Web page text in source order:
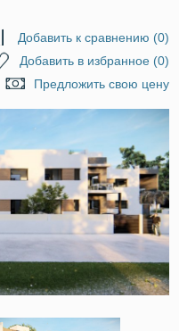
Добавить к сравнению (0)
Добавить в избранное(0)
Предложить свою цену